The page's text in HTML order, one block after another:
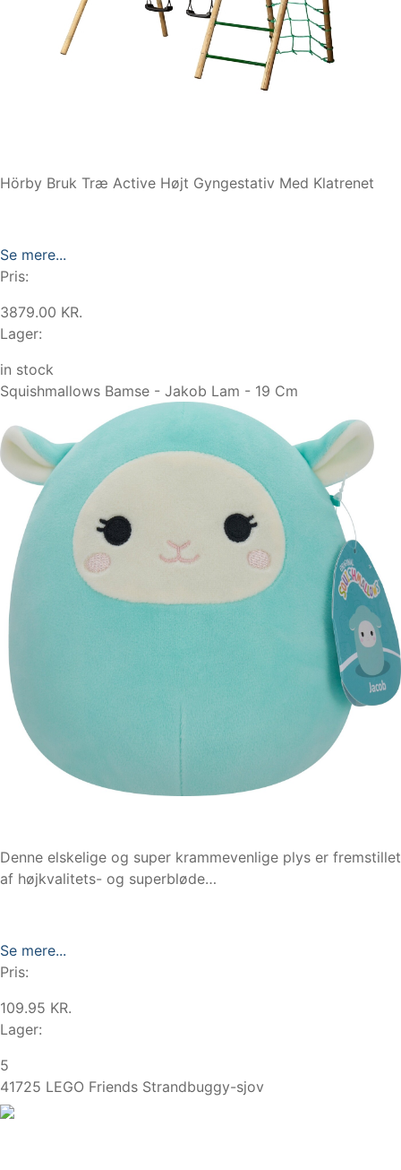
Hörby Bruk Træ Active Højt Gyngestativ Med Klatrenet
Se mere...
Pris:
3879.00 KR.
Lager:
in stock
Squishmallows Bamse - Jakob Lam - 19 Cm
Denne elskelige og super krammevenlige plys er fremstillet
af højkvalitets- og superbløde…
Se mere...
Pris:
109.95 KR.
Lager:
5
41725 LEGO Friends Strandbuggy-sjov